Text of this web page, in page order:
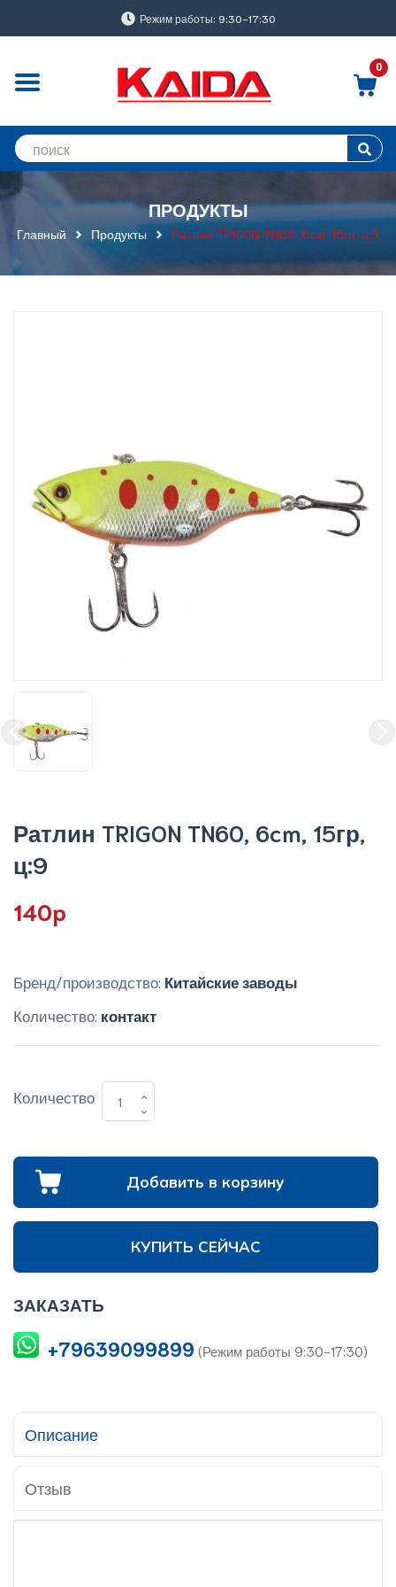
Режим работы: 9:30-17:30
0
ПРОДУКТЫ
Главный Продукты Ратлин TRIGON TN60, 6cm, 15гр, ц:9
Ратлин TRIGON TN60, 6cm, 15гр,
ц:9
140p
Бренд/производство: Китайские заводы
Количество: контакт
Количество
Добавить в корзину
КУПИТЬ СЕЙЧАС
ЗАКАЗАТЬ
+79639099899 (Режим работы 9:30-17:30)
Описание
Отзыв